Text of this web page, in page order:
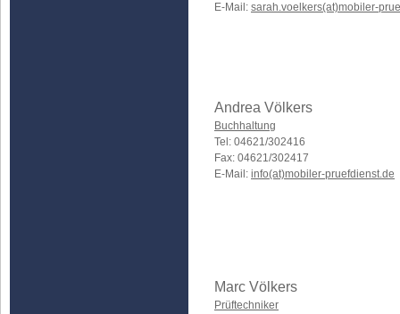
E-Mail: sarah.voelkers(at)mobiler-
Andrea Völkers
Buchhaltung
Tel: 04621/302416
Fax: 04621/302417
E-Mail: info(at)mobiler-pruefdienst.de
Marc Völkers
Prüftechniker